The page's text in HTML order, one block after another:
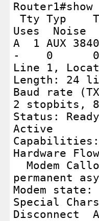
Tty Typ
Uses Noise
A 1 AUX
- 0
Line 1,
Length: 24
Baud rate
2 stopbits,
Status:
Active
Hardware
Modem
permanent
Modem state:
Special
Disconnect